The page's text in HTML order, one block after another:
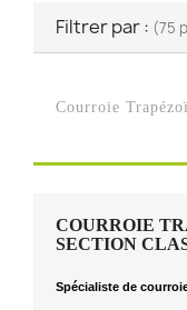
Filtrer par : (75
Courroie
COURROIE
SECTION
Spécialiste de